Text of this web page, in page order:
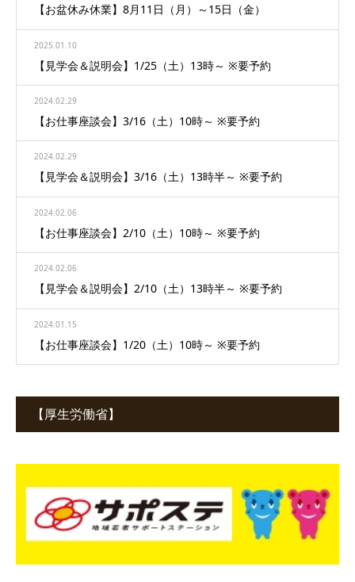
【お盆休み休業】8月11日（月）～15日（金）
2025.01.10
【見学会＆説明会】1/25（土）13時～ ※要予約
2024.02.29
【お仕事座談会】3/16（土）10時～ ※要予約
2024.02.29
【見学会＆説明会】3/16（土）13時半～ ※要予約
2024.02.06
【お仕事座談会】2/10（土）10時～ ※要予約
2024.02.06
【見学会＆説明会】2/10（土）13時半～ ※要予約
2024.01.15
【お仕事座談会】1/20（土）10時～ ※要予約
【厚生労働省】